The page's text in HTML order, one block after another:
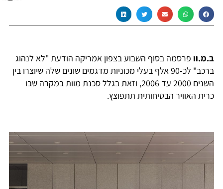
ב.מ.וו פרסמה בסוף השבוע בצפון אמריקה הודעת "לא לנהוג
ברכב" לכ-90 אלף בעלי מכוניות מדגמים שונים שלה שיוצרו בין
השנים 2000 עד 2006, וזאת בגלל סכנת מוות במקרה שבו
כרית האוויר הבטיחותית תתפוצץ.